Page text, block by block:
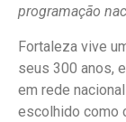
programação
Fortaleza vive
seus 300 anos,
em rede
escolhido como